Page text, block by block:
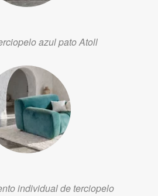
azul pato Atoll
individual de terciopelo